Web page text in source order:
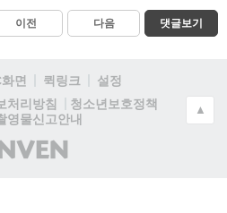
이전 다음 댓글보기
면 퀵링크
설정
처리방침
청소년보호정책
영물신고안내
(주)
인
▲